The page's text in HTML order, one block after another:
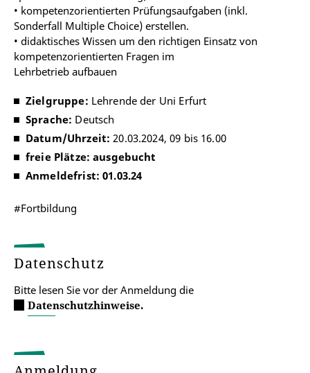
• kompetenzorientierten Prüfungsaufgaben (inkl.
Sonderfall Multiple Choice) erstellen.
• didaktisches Wissen um den richtigen Einsatz von
kompetenzorientierten Fragen im
Lehrbetrieb aufbauen
Zielgruppe: Lehrende der Uni Erfurt
Sprache: Deutsch
Datum/Uhrzeit: 20.03.2024, 09 bis 16.00
freie Plätze: ausgebucht
Anmeldefrist: 01.03.24
#Fortbildung
Datenschutz
Bitte lesen Sie vor der Anmeldung die
Datenschutzhinweise.